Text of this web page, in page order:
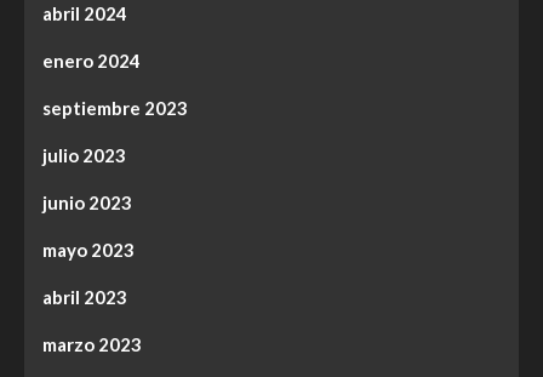
abril 2024
enero 2024
septiembre 2023
julio 2023
junio 2023
mayo 2023
abril 2023
marzo 2023